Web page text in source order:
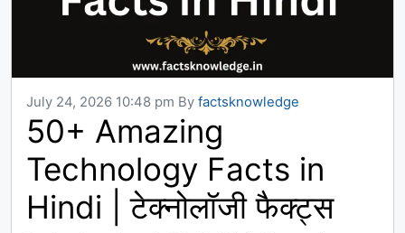
July 24, 2026 10:48 pm By factsknowledge
50+ Amazing
Technology Facts in
Hindi | टेक्नोलॉजी फैक्ट्स